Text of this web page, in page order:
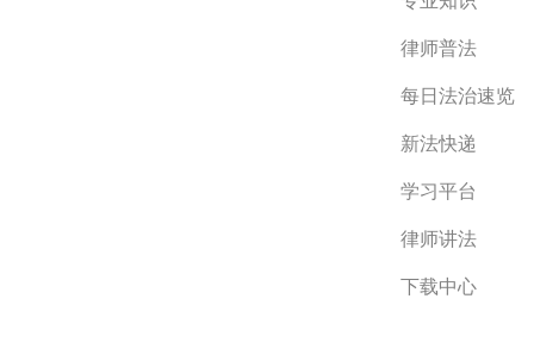
律师普法
每日法治速览
新法快递
学习平台
律师讲法
下载中心